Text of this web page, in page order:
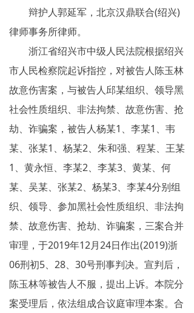
大学生专栏
传销骗术
相关处罚
传销案例
违规直销
涉传公司
专家论点
揭秘传销
直销与传销详解
反传销论坛
反传销问答
辩护人郭延军，北京汉鼎联合(绍兴)
律师事务所律师。
浙江省绍兴市中级人民法院根据绍兴
市人民检察院起诉指控，对被告人陈玉林
故意伤害案，与被告人邱某组织、领导黑
社会性质组织、非法拘禁、故意伤害、抢
劫、诈骗案，被告人杨某1、李某1、韦
某、张某1、杨某2、朱和强、程某、王某
1、黄永恒、李某2、李某3、黄某、何
某、吴某、张某2、杨某3、李某4分别组
织、领导、参加黑社会性质组织、非法拘
禁、故意伤害、抢劫、诈骗案，三案合并
审理，于2019年12月24日作出(2019)浙
06刑初5、28、30号刑事判决。宣判后，
陈玉林等被告人不服，提出上诉。本院分
案受理后，依法组成合议庭审理本案。合